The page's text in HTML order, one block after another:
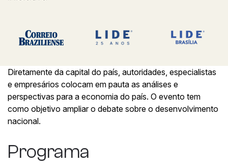
Diretamente da capital do país, autoridades, especialistas
e empresários colocam em pauta as análises e
perspectivas para a economia do país. O evento tem
como objetivo ampliar o debate sobre o desenvolvimento
nacional.
Programa